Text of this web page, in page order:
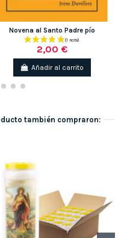
Novena al Santo Padre pío
2,00 €
Añadir al carrito
también compraron: